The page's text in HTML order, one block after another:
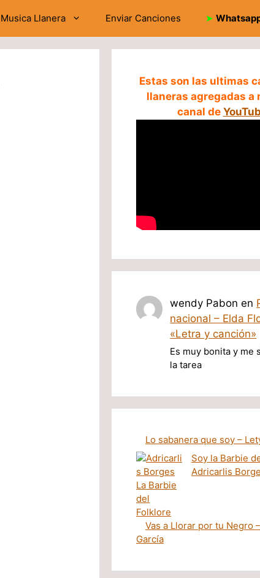
Musica Llanera Enviar Canciones ➤
Estas son las ultimas
llaneras agregadas a
canal de
wendy Pabon en
nacional – Elda
«Letra y canción»
Es muy bonita y me
la tarea
Lo sabanera que soy –
Soy la Barbie
Adricarlis
Vas a Llorar por tu Negro
García